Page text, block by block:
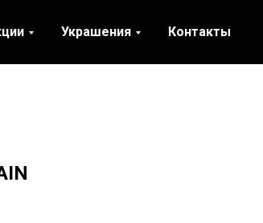
Украшения Контакты